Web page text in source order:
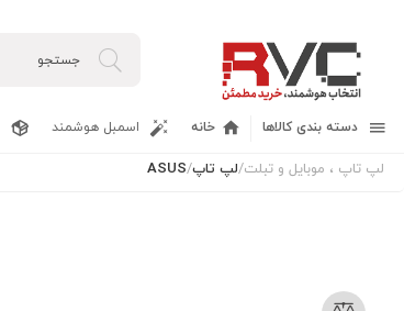
دسته بندی کالاها خانه اسمبل هوشمند
لپ تاپ ، موبایل و تبلت/لپ تاپ/
ASUS